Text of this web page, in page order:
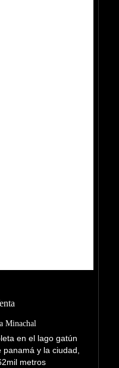
Minachal
en el lago gatún
panamá y la ciudad,
metros